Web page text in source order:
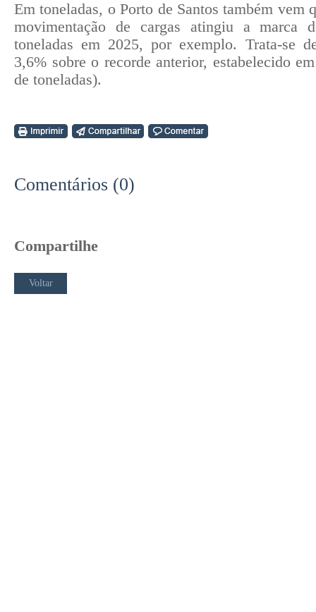
Em toneladas, o Porto de Santos também vem
movimentação de cargas atingiu a marca
toneladas em 2025, por exemplo. Trata-se
3,6% sobre o recorde anterior, estabelecido
de toneladas).
Comentários (0)
Compartilhe
Voltar